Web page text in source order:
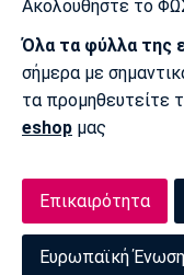
Ακολουθήστε το
Όλα τα φύλλα της
σήμερα με
τα προμηθευτείτε
eshop μας
Επικαιρότητα
Ευρωπαϊκή Ένωση